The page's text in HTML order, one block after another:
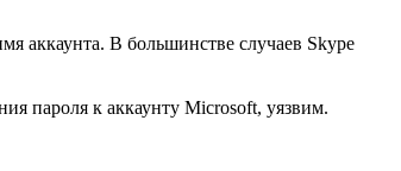
аккаунта. В большинстве случаев Skype
пароля к аккаунту Microsoft, уязвим.